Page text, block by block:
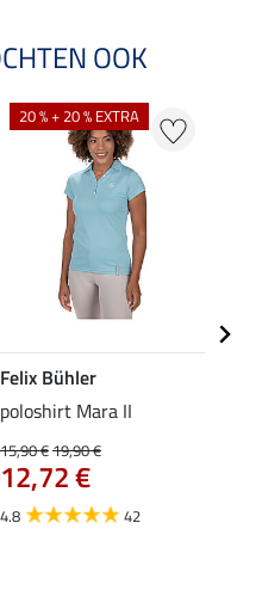
OOK
20 % + 20 % EXTRA
Felix Bühler
poloshirt Mara II
15,90 €19,90 €
12,72 €
4.8 42